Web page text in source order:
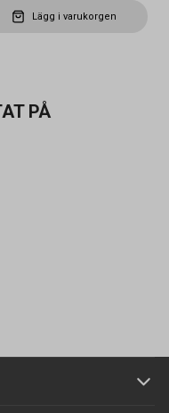
Lägg i varukorgen
PÅ